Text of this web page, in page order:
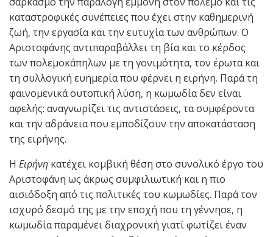
καταστροφικές συνέπειες που έχει στην καθημερινή
ζωή, την εργασία και την ευτυχία των ανθρώπων. Ο
Αριστοφάνης αντιπαραβάλλει τη βία και το κέρδος
των πολεμοκάπηλων με τη γονιμότητα, τον έρωτα και
τη συλλογική ευημερία που φέρνει η ειρήνη. Παρά τη
φαινομενικά ουτοπική λύση, η κωμωδία δεν είναι
αφελής: αναγνωρίζει τις αντιστάσεις, τα συμφέροντα
και την αδράνεια που εμποδίζουν την αποκατάσταση
της ειρήνης.
Η Ειρήνη κατέχει κομβική θέση στο συνολικό έργο του
Αριστοφάνη ως άκρως συμφιλιωτική και η πιο
αισιόδοξη από τις πολιτικές του κωμωδίες. Παρά τον
ισχυρό δεσμό της με την εποχή που τη γέννησε, η
κωμωδία παραμένει διαχρονική γιατί φωτίζει έναν